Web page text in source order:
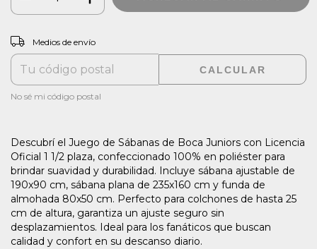
Entregas para el CP:
Medios de envío
CALCULAR
No sé mi código postal
Descubrí el Juego de Sábanas de Boca Juniors con Licencia
Oficial 1 1/2 plaza, confeccionado 100% en poliéster para
brindar suavidad y durabilidad. Incluye sábana ajustable de
190x90 cm, sábana plana de 235x160 cm y funda de
almohada 80x50 cm. Perfecto para colchones de hasta 25
cm de altura, garantiza un ajuste seguro sin
desplazamientos. Ideal para los fanáticos que buscan
calidad y confort en su descanso diario.